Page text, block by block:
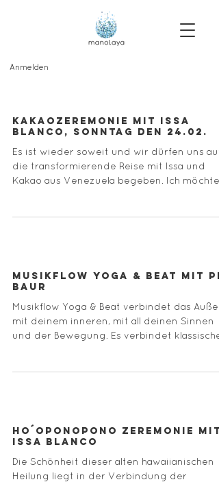
Anmelden
Kakaozeremonie mit Issa
Blanco, Sonntag den 24.02.
Es ist wieder soweit und wir dürfen uns auf
die transformierende Reise mit Issa und
Kakao aus Venezuela begeben. Ich möchte
Musikflow Yoga & Beat mit
Baur
Musikflow Yoga & Beat verbindet das Außen
mit deinem inneren, mit all deinen Sinnen
und der Bewegung. Es verbindet klassische,
Ho´oponopono Zeremonie mit
Issa Blanco
Die Schönheit dieser alten hawaiianischen
Heilung liegt in der Verbindung der